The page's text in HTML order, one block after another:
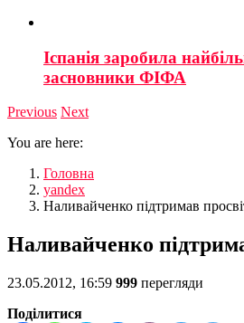
Іспанія заробила
засновники ФІФА
Previous Next
You are here:
Головна
yandex
Наливайченко підтримав
Наливайченко
23.05.2012, 16:59 999 перегляди
Поділитися